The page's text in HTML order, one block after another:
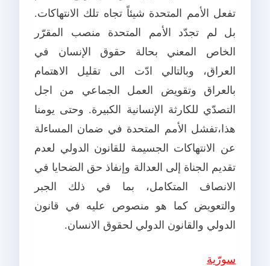
تفعل الأمم المتحدة شيئاً تجاه تلك الانتهاكات.
بل لم تجدّد الأمم المتحدة منصب المقرّر
الخاص المعني بحالة حقوق الإنسان في
العراق، وبالتالي ادّت الى تقليل الاهتمام
بالعراق وتقويض العمل الجماعي من اجل
التصدّي للكارثة الإنسانية الكبيرة. وحتى يومنا
هذا،تفشل الأمم المتحدة في ضمان المساءلة
عن الانتهاكات الجسيمة للقانون الدولي لعدم
تقديم الجناة إلى العدالة وإنفاذ حق الضحايا في
الانصاف المتكامل، بما في ذلك الجبر
والتعويض كما هو منصوص عليه في قانون
الدولي والقانون الدولي لحقوق الانسان.
سورّية